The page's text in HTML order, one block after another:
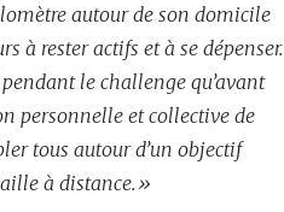
autour de son domicile
à rester actifs et à se dépenser.
le challenge qu’avant
personnelle et collective de
tous autour d’un objectif
à distance.»